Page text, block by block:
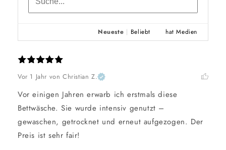
Neueste | Beliebt hat Medien
Vor 1 Jahr von Christian Z.
Vor einigen Jahren erwarb ich erstmals diese
Bettwäsche. Sie wurde intensiv genutzt –
gewaschen, getrocknet und erneut aufgezogen. Der
Preis ist sehr fair!